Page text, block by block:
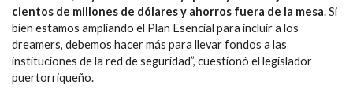
cientos de millones de dólares y ahorros fuera de la mesa. Si
bien estamos ampliando el Plan Esencial para incluir a los
dreamers, debemos hacer más para llevar fondos a las
instituciones de la red de seguridad”, cuestionó el legislador
puertorriqueño.